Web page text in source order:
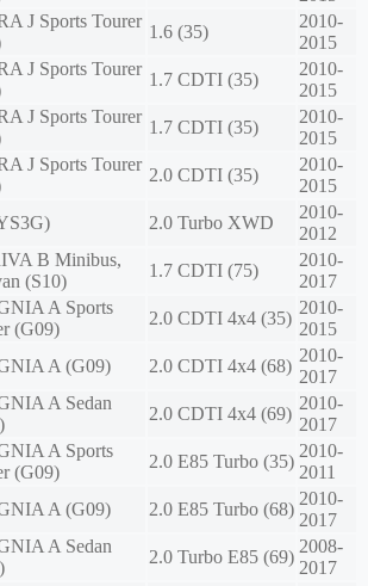
J Sports Tourer
1.6 (35)
2010-
2015
J Sports Tourer
1.7 CDTI (35)
2010-
2015
J Sports Tourer
1.7 CDTI (35)
2010-
2015
J Sports Tourer
2.0 CDTI (35)
2010-
2015
2.0 Turbo XWD
2010-
2012
B Minibus,
(S10)
1.7 CDTI (75)
2010-
2017
A Sports
(G09)
2.0 CDTI 4x4 (35)
2010-
2015
A (G09) 2.0 CDTI 4x4 (68)
2010-
2017
A Sedan
2.0 CDTI 4x4 (69)
2010-
2017
A Sports
(G09)
2.0 E85 Turbo (35)
2010-
2011
A (G09) 2.0 E85 Turbo (68)
2010-
2017
A Sedan
2.0 Turbo E85 (69)
2008-
2017